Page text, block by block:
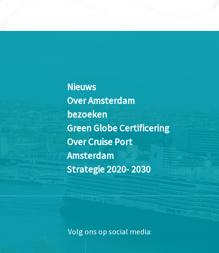
Nieuws
Over Amsterdam
bezoeken
Green Globe Certificering
Over Cruise Port
Amsterdam
Strategie 2020- 2030
Volg ons op social media: